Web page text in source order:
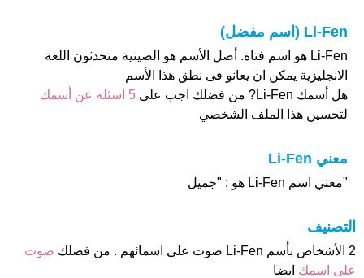
Li-Fen (اسم مفضل)
Li-Fen هو اسم فتاة. أصل الأسم هو الصينية متحدثون اللغة
الانجليزية يمكن ان يعانو فى نطق هذا الأسم
هل أسمك Li-Fen? من فضلك اجب على
5 اسئلة عن أسمك
لتحسين هذا الملف الشخصي
معني Li-Fen
"معني اسم Li-Fen هو : "جميل
التصنيف
2 الأشخاص بأسم Li-Fen صوت على اسمائهم . من فضلك
صوت
على اسمك ايضا